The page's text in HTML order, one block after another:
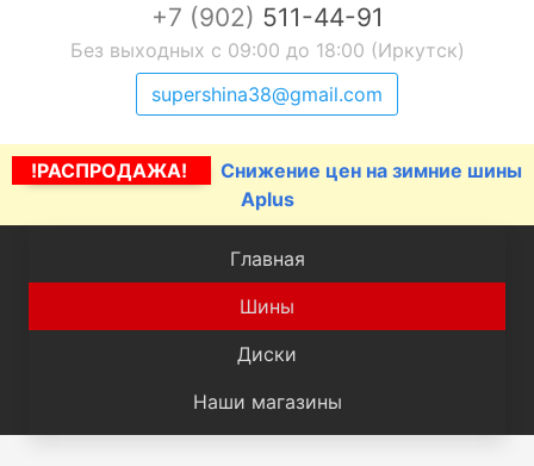
+7 (902) 511-44-91
Без выходных с 09:00 до 18:00 (Иркутск)
supershina38@gmail.com
!РАСПРОДАЖА!
Снижение цен на зимние шины
Aplus
Главная
Шины
Диски
Наши магазины